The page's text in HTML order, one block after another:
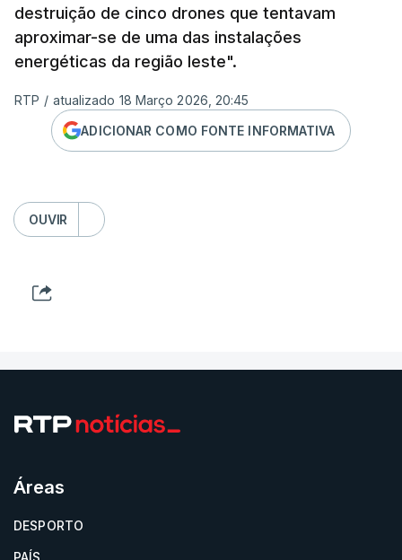
destruição de cinco drones que tentavam
aproximar-se de uma das instalações
energéticas da região leste".
RTP / atualizado 18 Março 2026, 20:45
ADICIONAR COMO FONTE INFORMATIVA
OUVIR
Áreas
DESPORTO
PAÍS